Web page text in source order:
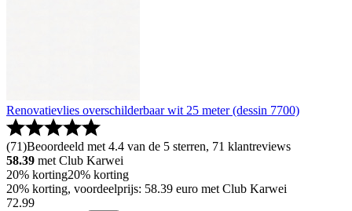
Renovatievlies overschilderbaar wit 25 meter (dessin 7700)
(71)Beoordeeld met 4.4 van de 5 sterren, 71 klantreviews
58.39 met Club Karwei
20% korting20% korting
20% korting, voordeelprijs: 58.39 euro met Club Karwei
72.99